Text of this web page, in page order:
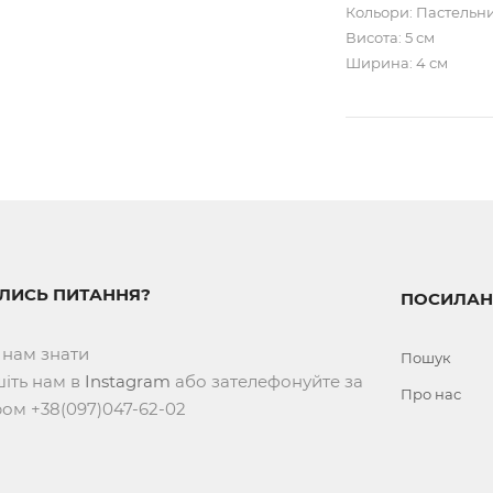
Кольори:
Висота: 5 см
Ширина: 4 см
ПИТАННЯ?
знати
нам в Instagram або зателефонуйте за
+38(097)047-62-02
Пошук
Про нас